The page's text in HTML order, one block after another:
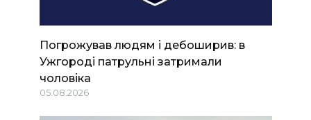
Погрожував людям і дебоширив: в
Ужгороді патрульні затримали
чоловіка
05.08.2026